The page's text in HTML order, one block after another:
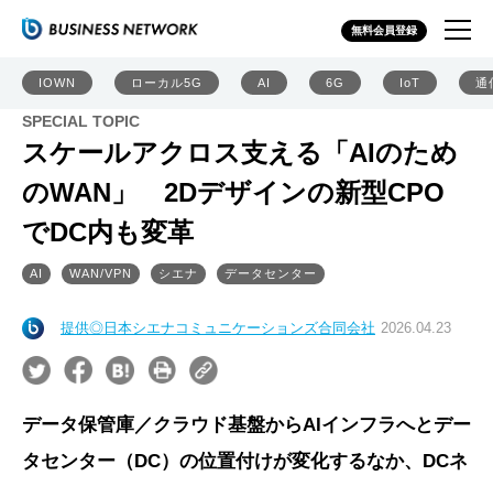
無料会員登録
IOWN ローカル5G AI 6G IoT 通
SPECIAL TOPIC
スケールアクロス支える「AIのため
のWAN」 2Dデザインの新型CPO
でDC内も変革
AI WAN/VPN シエナ データセンター
提供◎日本シエナコミュニケーションズ合同会社 2026.04.23
データ保管庫／クラウド基盤からAIインフラへとデー
タセンター（DC）の位置付けが変化するなか、DCネ